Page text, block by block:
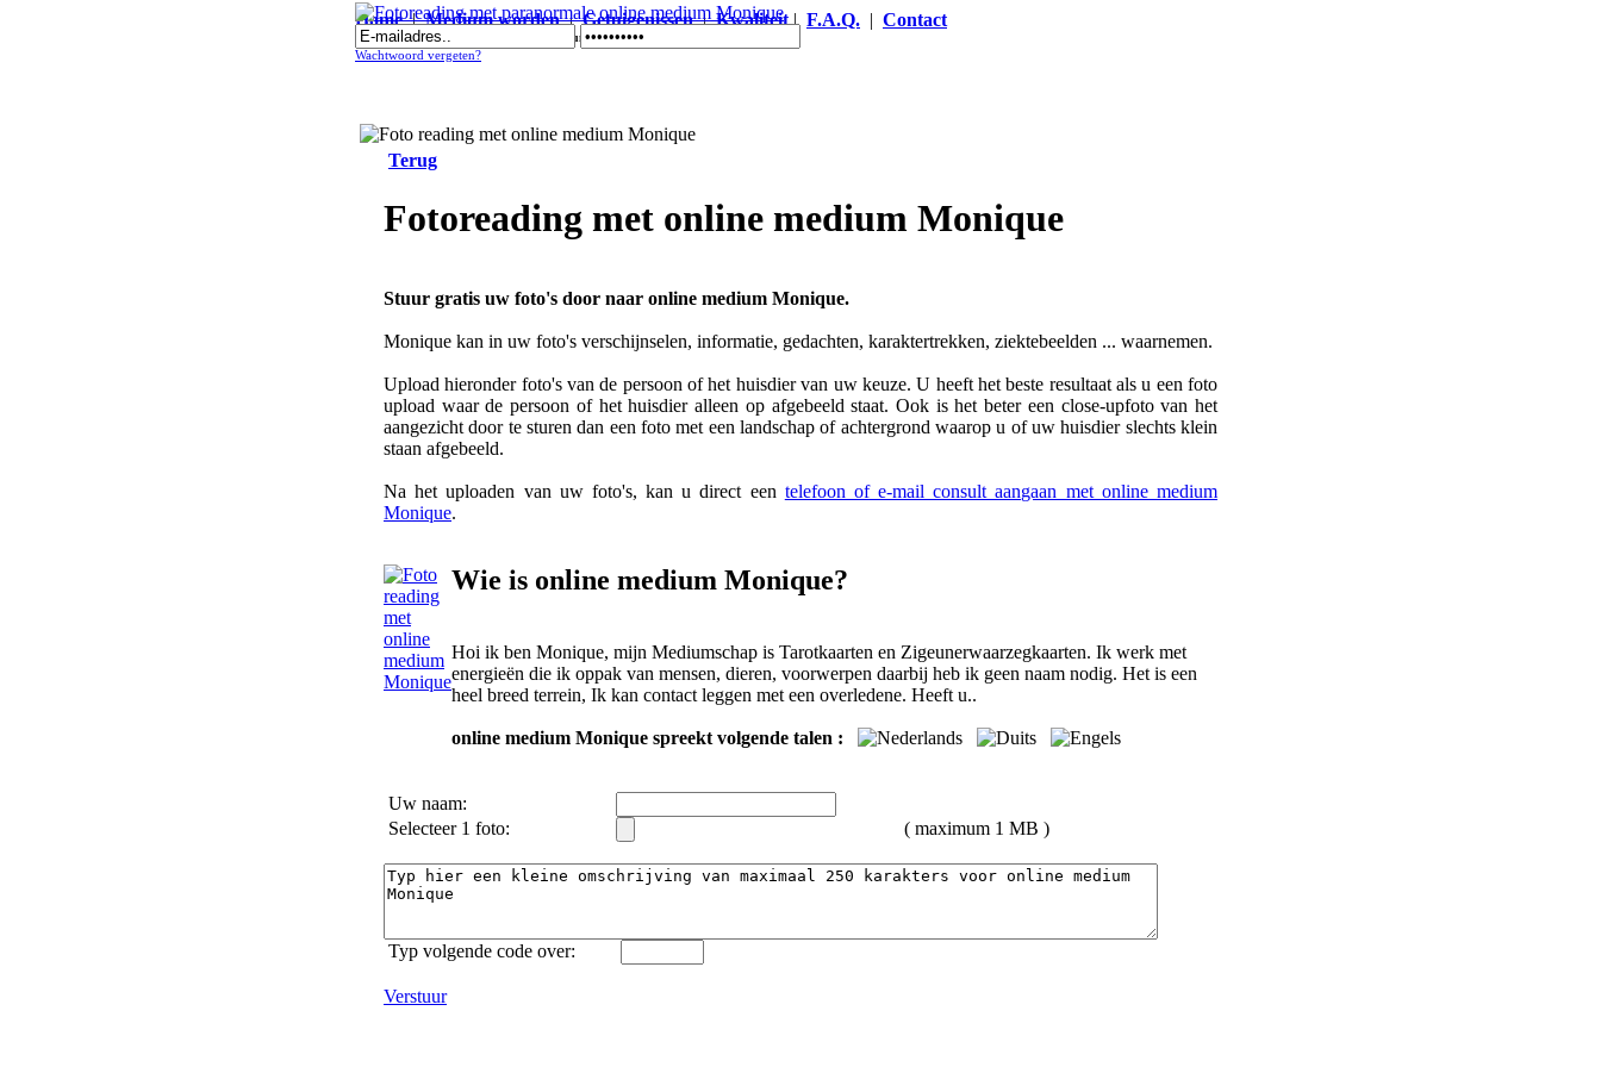
Home|Medium worden|Getuigenissen|Kwaliteit| F.A.Q. | Contact
Fotoreading met paranormale online medium Monique
Wachtwoord vergeten?
Terug
Fotoreading met online medium Monique
Stuur gratis uw foto's door naar online medium Monique.
Monique kan in uw foto's verschijnselen, informatie, gedachten, karaktertrekken, ziektebeelden ... waarnemen.
Upload hieronder foto's van de persoon of het huisdier van uw keuze. U heeft het beste resultaat als u een foto
upload waar de persoon of het huisdier alleen op afgebeeld staat. Ook is het beter een close-upfoto van het
aangezicht door te sturen dan een foto met een landschap of achtergrond waarop u of uw huisdier slechts klein
staan afgebeeld.
Na het uploaden van uw foto's, kan u direct een telefoon of e-mail consult aangaan met online medium
Monique.
Wie is online medium Monique?
Hoi ik ben Monique, mijn Mediumschap is Tarotkaarten en Zigeunerwaarzegkaarten. Ik werk met
energieën die ik oppak van mensen, dieren, voorwerpen daarbij heb ik geen naam nodig. Het is een
heel breed terrein, Ik kan contact leggen met een overledene. Heeft u..
online medium Monique spreekt volgende talen :
Uw naam:
Selecteer 1 foto:
( maximum 1 MB )
Typ volgende code over:
Verstuur